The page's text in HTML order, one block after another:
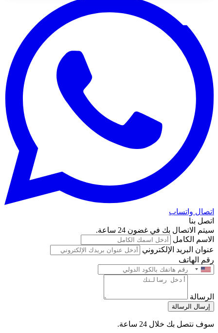
اتصال واتساب
اتصل بنا
سيتم الاتصال بك في غضون 24 ساعة.
الاسم الكامل
عنوان البريد الإلكتروني
رقم الهاتف
الرسالة
إرسال الرسالة
سوف نتصل بك خلال 24 ساعة.